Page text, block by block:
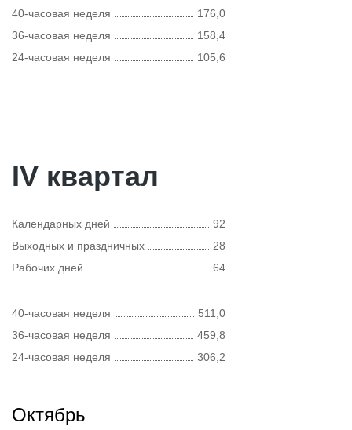
40-часовая неделя
176,0
36-часовая неделя
158,4
24-часовая неделя
105,6
IV квартал
Календарных дней
92
Выходных и праздничных
28
Рабочих дней
64
40-часовая неделя
511,0
36-часовая неделя
459,8
24-часовая неделя
306,2
Октябрь